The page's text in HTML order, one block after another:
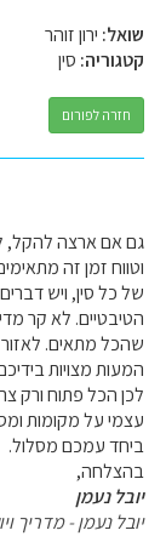
שואל: ירון זוהר
קטגוריה: סין
חזרה לפורום
גם אם ארצה להקל,
וטווח זמן זה
של כל סין, ויש
הטיבטיים. לא קר
שהכל מתאים. לאזור
המעות מצויות
לכן הכל פתוח ורק
עצמי על מקומות
ביחד עמכם מסלול.
בהצלחה,
יובל נעמן
יובל נעמן - מדריך